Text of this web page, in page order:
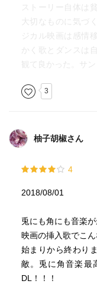
ストーリー自体
大切なものに気づ
ジカル映画は感情
かく歌とダンスは
観て良かった。サ
3
柚子胡椒さん
4
2018/08/01
兎にも角にも音楽が
映画の挿入歌でこ
始まりから終わり
敵。兎に角音楽最
DL！！！